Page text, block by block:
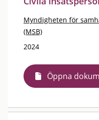
Myndigheten för
(MSB)
2024
Öppna